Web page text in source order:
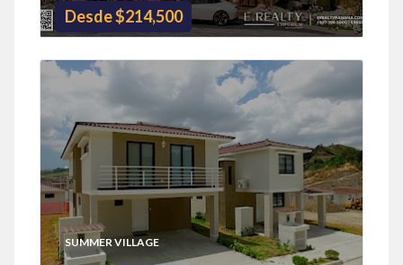
Desde $214,500
SUMMER VILLAGE